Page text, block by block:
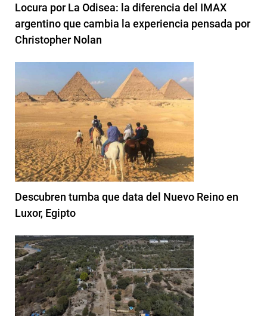
Locura por La Odisea: la diferencia del IMAX
argentino que cambia la experiencia pensada por
Christopher Nolan
Descubren tumba que data del Nuevo Reino en
Luxor, Egipto